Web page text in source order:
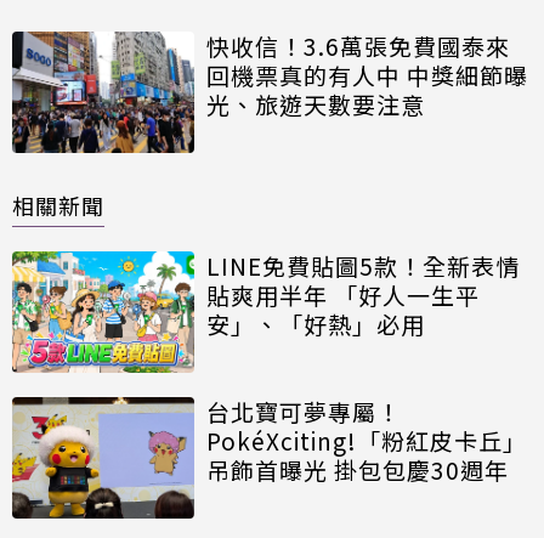
快收信！3.6萬張免費國泰來
回機票真的有人中 中獎細節曝
光、旅遊天數要注意
相關新聞
LINE免費貼圖5款！全新表情
貼爽用半年 「好人一生平
安」、「好熱」必用
台北寶可夢專屬！
PokéXciting!「粉紅皮卡丘」
吊飾首曝光 掛包包慶30週年